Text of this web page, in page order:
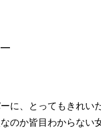
―
に、とってもきれい
のか皆目わからない